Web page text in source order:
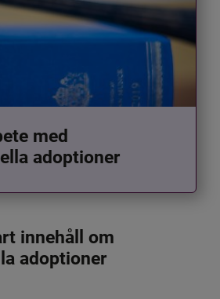
med
adoptioner
innehåll om
adoptioner
automatiskt